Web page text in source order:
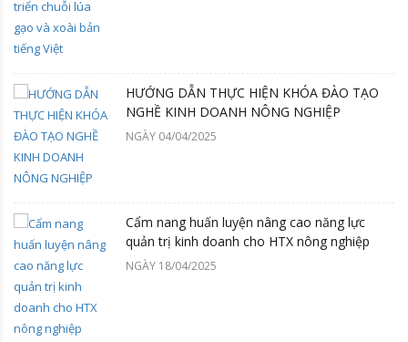
HƯỚNG DẪN THỰC HIỆN KHÓA ĐÀO TẠO
NGHỀ KINH DOANH NÔNG NGHIỆP
NGÀY 04/04/2025
Cẩm nang huấn luyện nâng cao năng lực
quản trị kinh doanh cho HTX nông nghiệp
NGÀY 18/04/2025